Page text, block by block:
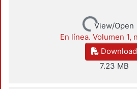
Loading...View/Open
En línea. Volumen 1,
Download
7.23 MB